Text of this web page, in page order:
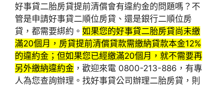
好事貸二胎房貸提前清償會有違約金的問題嗎？不
管是申請好事貸二順位房貸、還是銀行二順位房
貸，都需要綁約。 如果您的好事貸二胎房貸尚未繳
滿20個月，房貸提前清償貸款需繳納貸款本金12%
的違約金；但如果您已經繳滿20個月，就不需要再
另外繳納違約金 ，歡迎來電 0800-213-886，有專
人為您查詢辦理。找好事貸公司辦理二胎房貸，則